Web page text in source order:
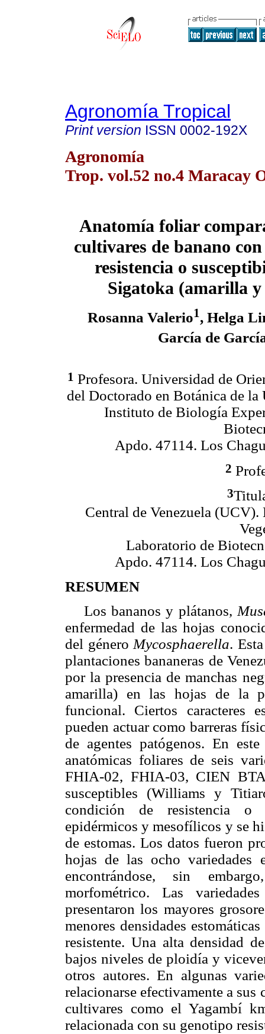
Agronomía Tropical
Print version ISSN 0002-192X
Agronomía
Trop. vol.52 no.4 Maracay
Anatomía foliar
cultivares de banano
resistencia o
Sigatoka (amarilla
Rosanna Valerio1, Helga
García de
1 Profesora. Universidad de
del Doctorado en Botánica de
Instituto de Biología
Apdo. 47114. Los
2
3
Central de Venezuela
Laboratorio de
Apdo. 47114. Los
RESUMEN
Los bananos y plátanos,
enfermedad de las hojas
del género Mycosphaerella.
plantaciones bananeras de
por la presencia de manchas
amarilla) en las hojas de la
funcional. Ciertos caracteres
pueden actuar como barreras
de agentes patógenos. En
anatómicas foliares de seis
FHIA-02, FHIA-03, CIEN
susceptibles (Williams y
condición de resistencia o
epidérmicos y mesofílicos y se
de estomas. Los datos fueron
hojas de las ocho variedades
encontrándose, sin
morfométrico. Las
presentaron los mayores
menores densidades
resistente. Una alta densidad
bajos niveles de ploidía y
otros autores. En algunas
relacionarse efectivamente a sus
cultivares como el Yagambí
relacionada con su genotipo